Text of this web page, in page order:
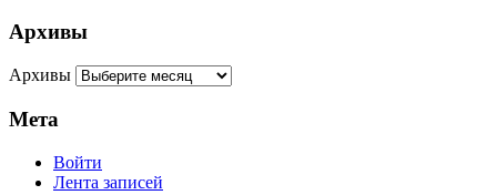
Архивы
Архивы
Мета
Войти
Лента записей